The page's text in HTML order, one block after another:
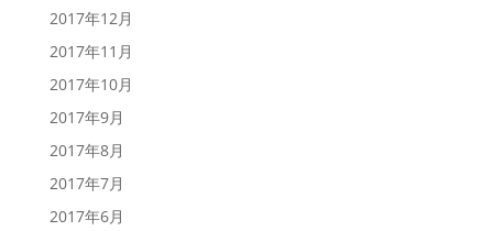
2017年12月
2017年11月
2017年10月
2017年9月
2017年8月
2017年7月
2017年6月